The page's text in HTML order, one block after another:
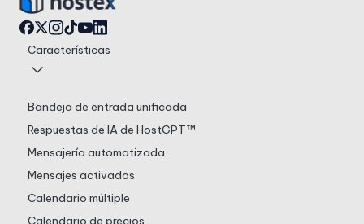
Características
Bandeja de entrada unificada
Respuestas de IA de HostGPT™
Mensajería automatizada
Mensajes activados
Calendario múltiple
Calendario de precios